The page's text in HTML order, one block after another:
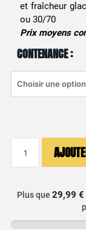
et fraîcheur
ou 30/70
Prix moyens
CONTENANCE :
liquide
Banane
Plus que 29,99 €